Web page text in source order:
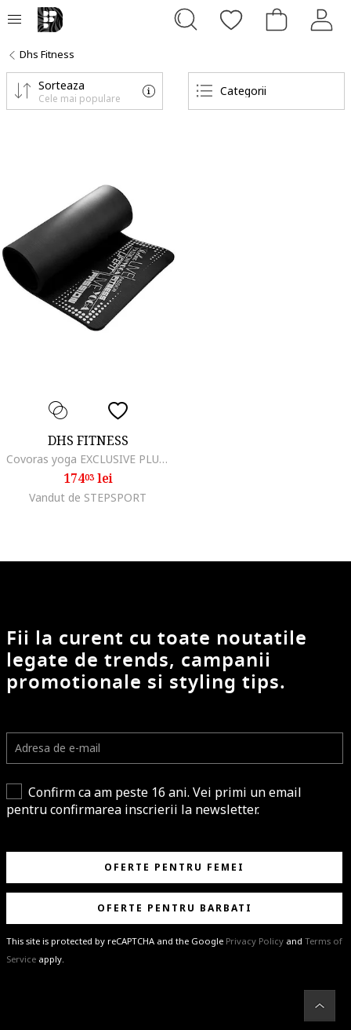
Dhs Fitness
Categorii
Sorteaza
Cele mai populare
DHS FITNESS
Covoras yoga EXCLUSIVE PLUS 180 x 60 x 1.5 cm negru, Negru
17403lei
Vandut de STEPSPORT
Fii la curent cu toate noutatile
legate de trends, campanii
promotionale si styling tips.
Confirm ca am peste 16 ani. Vei primi un email
pentru confirmarea inscrierii la newsletter.
OFERTE PENTRU FEMEI
OFERTE PENTRU BARBATI
This site is protected by reCAPTCHA and the Google Privacy Policy and Terms of
Service apply.
%email%